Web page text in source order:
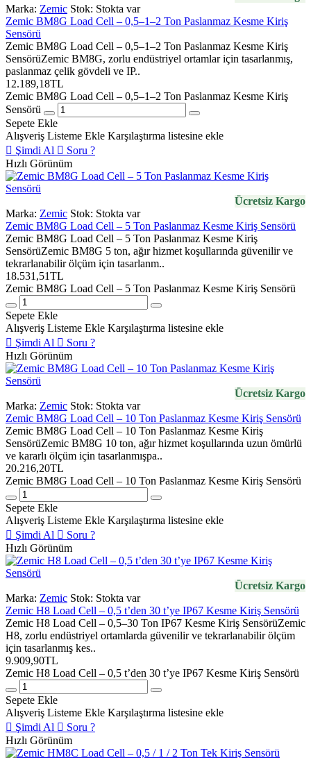
Marka: Zemic Stok: Stokta var
Zemic BM8G Load Cell – 0,5–1–2 Ton Paslanmaz Kesme Kiriş
Sensörü
Zemic BM8G Load Cell – 0,5–1–2 Ton Paslanmaz Kesme Kiriş
SensörüZemic BM8G, zorlu endüstriyel ortamlar için tasarlanmış,
paslanmaz çelik gövdeli ve IP..
12.189,18TL
Zemic BM8G Load Cell – 0,5–1–2 Ton Paslanmaz Kesme Kiriş
Sensörü
Sepete Ekle
Alışveriş Listeme Ekle Karşılaştırma listesine ekle
Şimdi Al
Soru ?
Hızlı Görünüm
Ücretsiz Kargo
Marka: Zemic Stok: Stokta var
Zemic BM8G Load Cell – 5 Ton Paslanmaz Kesme Kiriş Sensörü
Zemic BM8G Load Cell – 5 Ton Paslanmaz Kesme Kiriş
SensörüZemic BM8G 5 ton, ağır hizmet koşullarında güvenilir ve
tekrarlanabilir ölçüm için tasarlanm..
18.531,51TL
Zemic BM8G Load Cell – 5 Ton Paslanmaz Kesme Kiriş Sensörü
Sepete Ekle
Alışveriş Listeme Ekle Karşılaştırma listesine ekle
Şimdi Al
Soru ?
Hızlı Görünüm
Ücretsiz Kargo
Marka: Zemic Stok: Stokta var
Zemic BM8G Load Cell – 10 Ton Paslanmaz Kesme Kiriş Sensörü
Zemic BM8G Load Cell – 10 Ton Paslanmaz Kesme Kiriş
SensörüZemic BM8G 10 ton, ağır hizmet koşullarında uzun ömürlü
ve kararlı ölçüm için tasarlanmışpa..
20.216,20TL
Zemic BM8G Load Cell – 10 Ton Paslanmaz Kesme Kiriş Sensörü
Sepete Ekle
Alışveriş Listeme Ekle Karşılaştırma listesine ekle
Şimdi Al
Soru ?
Hızlı Görünüm
Ücretsiz Kargo
Marka: Zemic Stok: Stokta var
Zemic H8 Load Cell – 0,5 t’den 30 t’ye IP67 Kesme Kiriş Sensörü
Zemic H8 Load Cell – 0,5–30 Ton IP67 Kesme Kiriş SensörüZemic
H8, zorlu endüstriyel ortamlarda güvenilir ve tekrarlanabilir ölçüm
için tasarlanmış kes..
9.909,90TL
Zemic H8 Load Cell – 0,5 t’den 30 t’ye IP67 Kesme Kiriş Sensörü
Sepete Ekle
Alışveriş Listeme Ekle Karşılaştırma listesine ekle
Şimdi Al
Soru ?
Hızlı Görünüm